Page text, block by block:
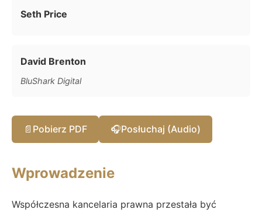
Seth Price
David Brenton
BluShark Digital
📄 Pobierz PDF 🎧Posłuchaj (Audio)
Wprowadzenie
Współczesna kancelaria prawna przestała być